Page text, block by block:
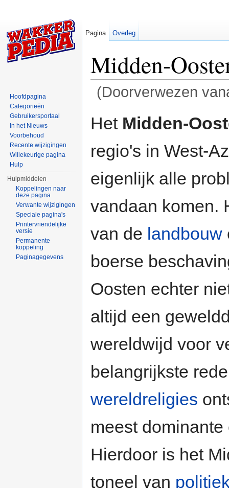
Midden-
(Doorverwezen
Het Midden-
regio's in West-
eigenlijk alle
vandaan komen.
van de landbouw
boerse
Oosten echter
altijd een
wereldwijd voor
belangrijkste
wereldreligies
meest
Hierdoor is het
toneel van
Pagina Overleg
Hoofdpagina
Categorieën
Gebruikersportaal
In het Nieuws
Voorbehoud
Recente wijzigingen
Willekeurige pagina
Hulp
Hulpmiddelen
Koppelingen naar
deze pagina
Verwante wijzigingen
Speciale pagina's
Printervriendelijke
versie
Permanente
koppeling
Paginagegevens